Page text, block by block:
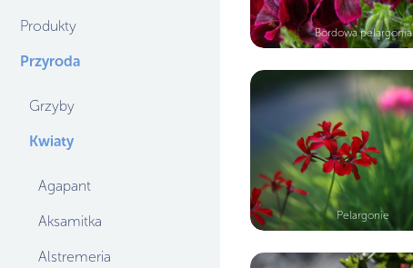
Produkty
Przyroda
Grzyby
Kwiaty
Agapant
Aksamitka
Alstremeria
Bordowa pelargonia
Pelargonie